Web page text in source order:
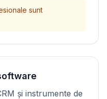
sunt
și instrumente de